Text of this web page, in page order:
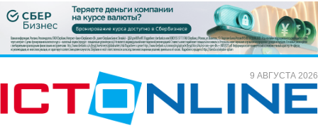
9 АВГУСТА 2026